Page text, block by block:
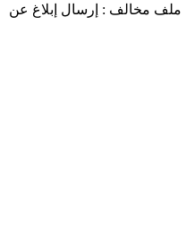
ملف مخالف : إرسال إبلاغ عن